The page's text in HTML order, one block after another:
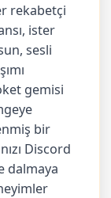
rekabetçi
ister
sesli
gemisi
bir
Discord
dalmaya